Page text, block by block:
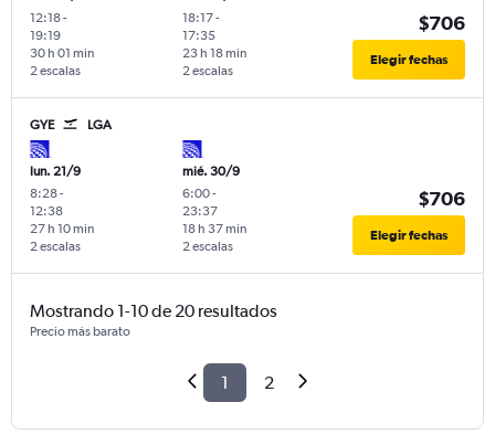
12:18-
19:19
2 escalas
30 h 01 min
18:17-
17:35
2 escalas
23 h 18 min
$706
Elegir fechas
GYE LGA
lun. 21/9
8:28-
12:38
2 escalas
27 h 10 min
mié. 30/9
6:00-
23:37
2 escalas
18 h 37 min
$706
Elegir fechas
Mostrando 1-10 de 20 resultados
Precio más barato
1 2